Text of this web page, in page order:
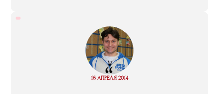
“
16 АПРЕЛЯ 2014
Read